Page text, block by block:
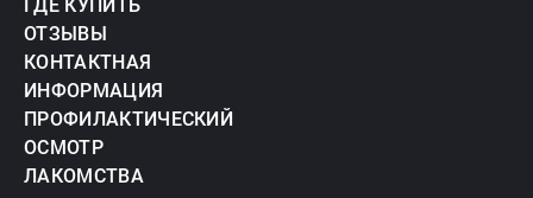
ГДЕ КУПИТЬ
ОТЗЫВЫ
КОНТАКТНАЯ
ИНФОРМАЦИЯ
ПРОФИЛАКТИЧЕСКИЙ
ОСМОТР
ЛАКОМСТВА